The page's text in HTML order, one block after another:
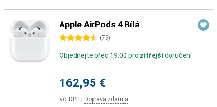
Apple AirPods 4 Bílá
4.5 hvězdičky(79)
Objednejte před 19:00 pro zítřejšídoručení
162,95 €
Vč. DPH Doprava zdarma